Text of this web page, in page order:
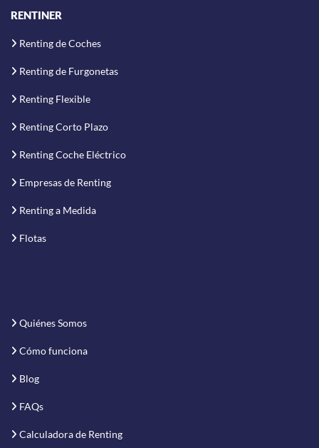
RENTINER
Renting de Coches
Renting de Furgonetas
Renting Flexible
Renting Corto Plazo
Renting Coche Eléctrico
Empresas de Renting
Renting a Medida
Flotas
Quiénes Somos
Cómo funciona
Blog
FAQs
Calculadora de Renting